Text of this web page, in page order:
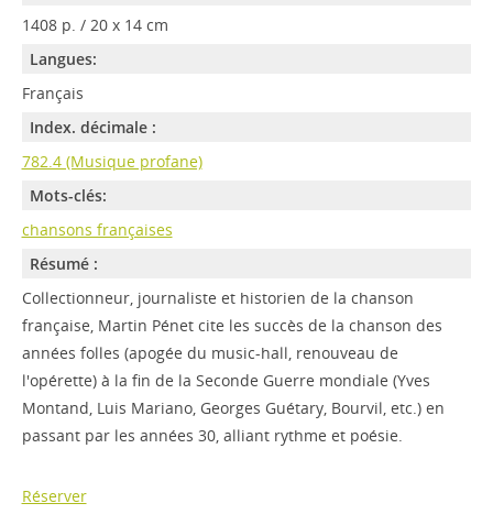
1408 p. / 20 x 14 cm
Langues:
Français
Index. décimale :
782.4 (Musique profane)
Mots-clés:
chansons françaises
Résumé :
Collectionneur, journaliste et historien de la chanson
française, Martin Pénet cite les succès de la chanson des
années folles (apogée du music-hall, renouveau de
l'opérette) à la fin de la Seconde Guerre mondiale (Yves
Montand, Luis Mariano, Georges Guétary, Bourvil, etc.) en
passant par les années 30, alliant rythme et poésie.
Réserver